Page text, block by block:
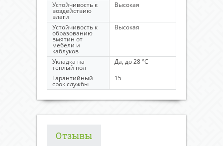
Устойчивость к
воздействию
влаги
Высокая
Устойчивость к
образованию
вмятин от
мебели и
каблуков
Высокая
Укладка на
теплый пол
Да, до 28 °C
Гарантийный
срок службы
15
Отзывы